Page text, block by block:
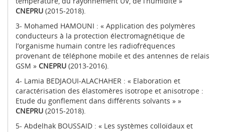
CNEPRU (2015-2018).
3- Mohamed HAMOUNI : « Application des polymères
conducteurs à la protection électromagnétique de
l’organisme humain contre les radiofréquences
provenant de téléphone mobile et des antennes de relais
GSM » CNEPRU (2013-2016).
4- Lamia BEDJAOUI-ALACHAHER : « Elaboration et
caractérisation des élastomères isotrope et anisotrope :
Etude du gonflement dans différents solvants » »
CNEPRU (2015-2018).
5- Abdelhak BOUSSAID : « Les systèmes colloïdaux et